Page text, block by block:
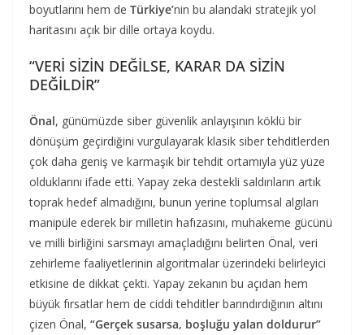
boyutlarını hem de Türkiye’nin bu alandaki stratejik yol
haritasını açık bir dille ortaya koydu.
“VERİ SİZİN DEĞİLSE, KARAR DA SİZİN
DEĞİLDİR”
Önal, günümüzde siber güvenlik anlayışının köklü bir
dönüşüm geçirdiğini vurgulayarak klasik siber tehditlerden
çok daha geniş ve karmaşık bir tehdit ortamıyla yüz yüze
olduklarını ifade etti. Yapay zeka destekli saldırıların artık
toprak hedef almadığını, bunun yerine toplumsal algıları
manipüle ederek bir milletin hafızasını, muhakeme gücünü
ve milli birliğini sarsmayı amaçladığını belirten Önal, veri
zehirleme faaliyetlerinin algoritmalar üzerindeki belirleyici
etkisine de dikkat çekti. Yapay zekanın bu açıdan hem
büyük fırsatlar hem de ciddi tehditler barındırdığının altını
çizen Önal, “Gerçek susarsa, boşluğu yalan doldurur”